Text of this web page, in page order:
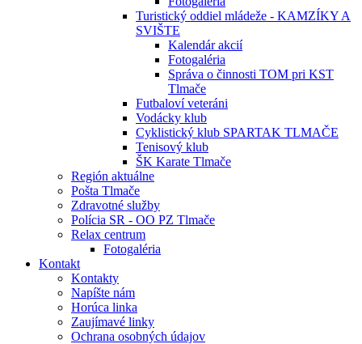
Turistický oddiel mládeže - KAMZÍKY A
SVIŠTE
Kalendár akcií
Fotogaléria
Správa o činnosti TOM pri KST
Tlmače
Futbaloví veteráni
Vodácky klub
Cyklistický klub SPARTAK TLMAČE
Tenisový klub
ŠK Karate Tlmače
Región aktuálne
Pošta Tlmače
Zdravotné služby
Polícia SR - OO PZ Tlmače
Relax centrum
Fotogaléria
Kontakt
Kontakty
Napíšte nám
Horúca linka
Zaujímavé linky
Ochrana osobných údajov